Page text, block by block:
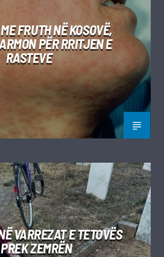
FRUTH NË KOSOVË,
PËR RRITJEN E
RASTEVE
VARREZAT E TETOVËS
ZEMRËN